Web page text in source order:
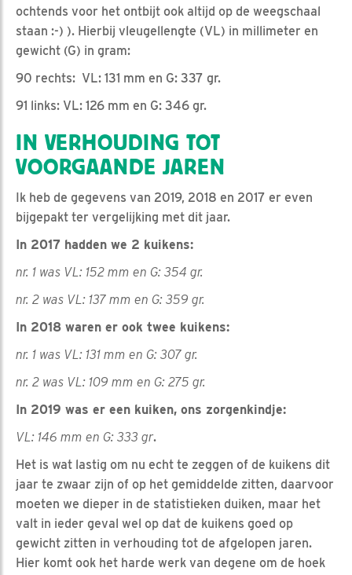
ochtends voor het ontbijt ook altijd op de weegschaal
staan :-) ). Hierbij vleugellengte (VL) in millimeter en
gewicht (G) in gram:
90 rechts: VL: 131 mm en G: 337 gr.
91 links: VL: 126 mm en G: 346 gr.
IN VERHOUDING TOT
VOORGAANDE JAREN
Ik heb de gegevens van 2019, 2018 en 2017 er even
bijgepakt ter vergelijking met dit jaar.
In 2017 hadden we 2 kuikens:
nr. 1 was VL: 152 mm en G: 354 gr.
nr. 2 was VL: 137 mm en G: 359 gr.
In 2018 waren er ook twee kuikens:
nr. 1 was VL: 131 mm en G: 307 gr.
nr. 2 was VL: 109 mm en G: 275 gr.
In 2019 was er een kuiken, ons zorgenkindje:
VL: 146 mm en G: 333 gr.
Het is wat lastig om nu echt te zeggen of de kuikens dit
jaar te zwaar zijn of op het gemiddelde zitten, daarvoor
moeten we dieper in de statistieken duiken, maar het
valt in ieder geval wel op dat de kuikens goed op
gewicht zitten in verhouding tot de afgelopen jaren.
Hier komt ook het harde werk van degene om de hoek